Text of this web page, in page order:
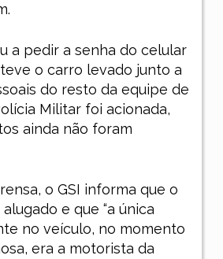
a pedir a senha do celular
o carro levado junto a
do resto da equipe de
Militar foi acionada,
ainda não foram
o GSI informa que o
e que “a única
no veículo, no momento
era a motorista da